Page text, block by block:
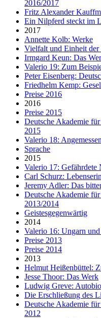
2016/2017
Fritz Alexander
Ein Nilpferd steckt im
2017
Annette Kolb: Werke
Vielfalt und Einheit der
Irmgard Keun: Das
Valerio 19: Zum
Peter Eisenberg:
Friedhelm Kemp:
Preise 2016
2016
Preise 2015
Deutsche Akademie
2015
Valerio 18:
Sprache
2015
Valerio 17: Gefährdete
Carl Schurz:
Jeremy Adler: Das
Deutsche Akademie
2013/2014
Geistesgegenwärtig
2014
Valerio 16: Ungarn
Preise 2013
Preise 2014
2013
Helmut Heißenbüttel:
Jesse Thoor: Das Werk
Ludwig Greve:
Die Erschließung des
Deutsche Akademie
2012